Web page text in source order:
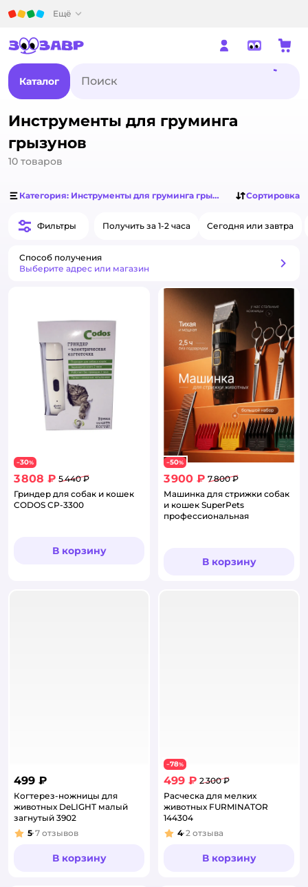
Ещё
Каталог
Инструменты для груминга
грызунов
10 товаров
Категория: Инструменты для груминга грызунов Сортировка
Фильтры Получить за 1-2 часа Сегодня или завтра
Способ получения
Выберите адрес или магазин
−30%
3 808 ₽ 5 440 ₽
Гриндер для собак и кошек
CODOS CP-3300
В корзину
−50%
3 900 ₽ 7 800 ₽
Машинка для стрижки собак
и кошек SuperPets
профессиональная
В корзину
499 ₽
Когтерез-ножницы для
животных DeLIGHT малый
загнутый 3902
Рейтинг:
5 7 отзывов
В корзину
−78%
499 ₽ 2 300 ₽
Расческа для мелких
животных FURMINATOR
144304
Рейтинг:
4 2 отзыва
В корзину